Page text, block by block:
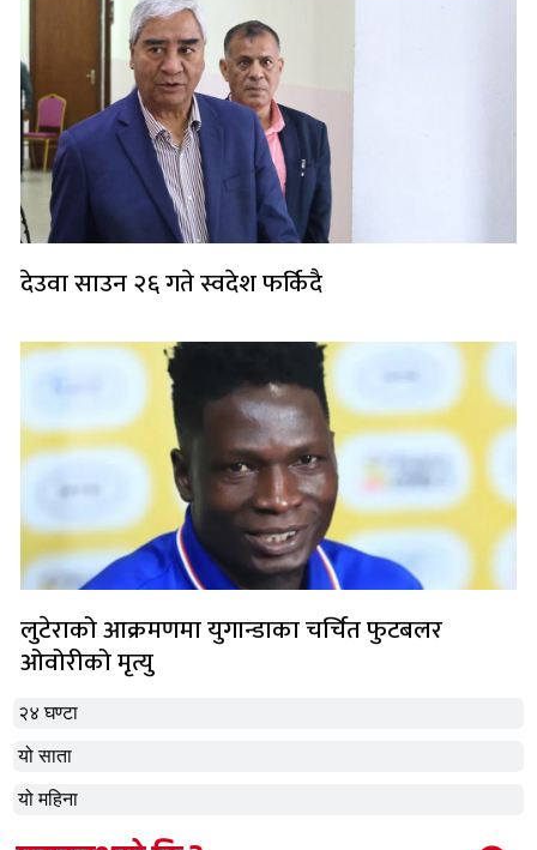
२४ घण्टा
यो साता
यो महिना
देउवा साउन २६ गते स्वदेश फर्किदै
लुटेराको आक्रमणमा युगान्डाका चर्चित फुटबलर
ओवोरीको मृत्यु